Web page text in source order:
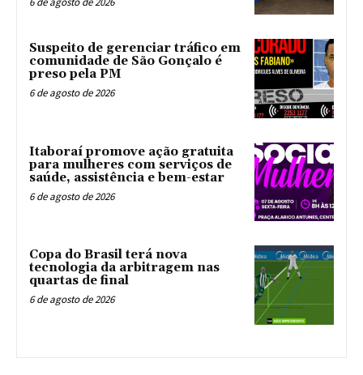
Suspeito de gerenciar tráfico em
comunidade de São Gonçalo é
preso pela PM
6 de agosto de 2026
Itaboraí promove ação gratuita
para mulheres com serviços de
saúde, assistência e bem-estar
6 de agosto de 2026
Copa do Brasil terá nova
tecnologia da arbitragem nas
quartas de final
6 de agosto de 2026